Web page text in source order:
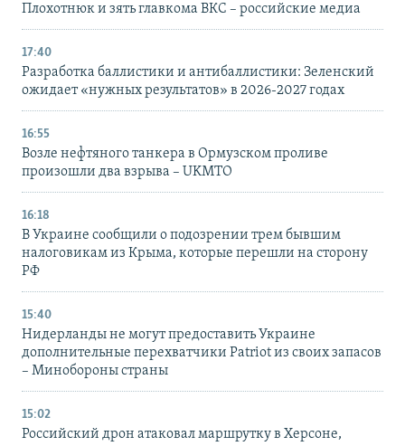
Плохотнюк и зять главкома ВКС – российские медиа
17:40
Разработка баллистики и антибаллистики: Зеленский
ожидает «нужных результатов» в 2026-2027 годах
16:55
Возле нефтяного танкера в Ормузском проливе
произошли два взрыва – UKMTO
16:18
В Украине сообщили о подозрении трем бывшим
налоговикам из Крыма, которые перешли на сторону
РФ
15:40
Нидерланды не могут предоставить Украине
дополнительные перехватчики Patriot из своих запасов
– Минобороны страны
15:02
Российский дрон атаковал маршрутку в Херсоне,